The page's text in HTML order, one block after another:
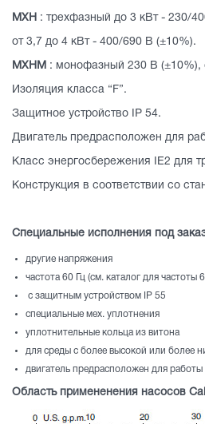
MXH : трехфазный до 3 кВт - 230/
от 3,7 до 4 кВт - 400/690 В (±10%).
MXHM : монофазный 230 В (±10%),
Изоляция класса “F”.
Защитное устройство IP 54.
Двигатель предрасположен для
Класс энергосбережения IE2 для
Конструкция в соответствии со
Специальные исполнения под
другие напряжения
частота 60 Гц (см. каталог для частоты
с защитным устройством IP 55
специальные мех. уплотнения
уплотнительные кольца из витона
для среды с более высокой или более
двигатель предрасположен для
Область примененения насосов